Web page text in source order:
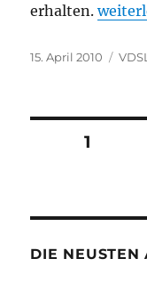
erhalten.„1&1
Veröffentlicht
15. April 2010 VDSL
Beiträge
SEITE1
DIE NEUSTEN